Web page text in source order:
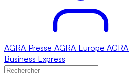
AGRA Presse AGRA Europe AGRA
Business Express